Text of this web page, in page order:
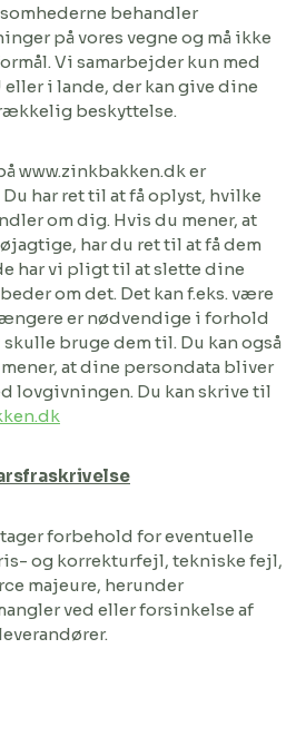
behandler
på vores vegne og må ikke
Vi samarbejder kun med
i lande, der kan give dine
beskyttelse.
www.zinkbakken.dk er
har ret til at få oplyst, hvilke
om dig. Hvis du mener, at
har du ret til at få dem
har vi pligt til at slette dine
om det. Det kan f.eks. være
er nødvendige i forhold
bruge dem til. Du kan også
at dine persondata bliver
lovgivningen. Du kan skrive til
forbehold for eventuelle
og korrekturfejl, tekniske fejl,
majeure, herunder
ved eller forsinkelse af